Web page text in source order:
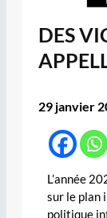
DES
29 janvier
L’année
sur le plan
politique